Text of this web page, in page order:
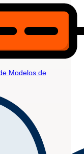
Modelos de